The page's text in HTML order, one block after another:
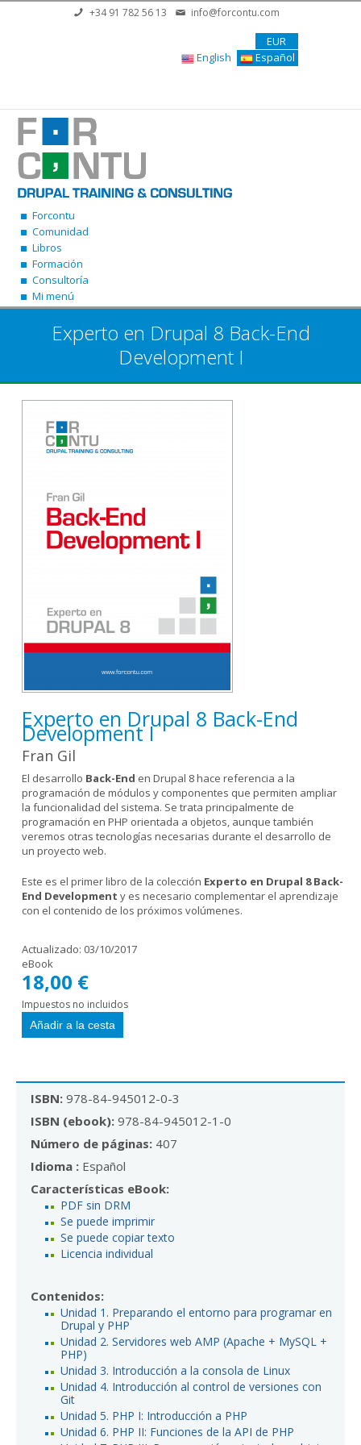
Pasar al contenido principal
+34 91 782 56 13 info@forcontu.com
EUR
English
Español
Forcontu
Comunidad
Libros
Formación
Consultoría
Mi menú
Experto en Drupal 8 Back-End
Development I
Experto en Drupal 8 Back-End
Development I
Fran Gil
El desarrollo Back-End en Drupal 8 hace referencia a la
programación de módulos y componentes que permiten ampliar
la funcionalidad del sistema. Se trata principalmente de
programación en PHP orientada a objetos, aunque también
veremos otras tecnologías necesarias durante el desarrollo de
un proyecto web.
Este es el primer libro de la colección Experto en Drupal 8 Back-
End Development y es necesario complementar el aprendizaje
con el contenido de los próximos volúmenes.
Actualizado: 03/10/2017
eBook
18,00 €
Impuestos no incluidos
ISBN: 978-84-945012-0-3
ISBN (ebook): 978-84-945012-1-0
Número de páginas: 407
Idioma : Español
Características eBook:
PDF sin DRM
Se puede imprimir
Se puede copiar texto
Licencia individual
Contenidos:
Unidad 1. Preparando el entorno para programar en
Drupal y PHP
Unidad 2. Servidores web AMP (Apache + MySQL +
PHP)
Unidad 3. Introducción a la consola de Linux
Unidad 4. Introducción al control de versiones con
Git
Unidad 5. PHP I: Introducción a PHP
Unidad 6. PHP II: Funciones de la API de PHP